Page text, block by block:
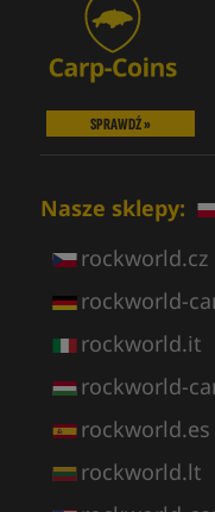
SPRAWDŹ »
Nasze sklepy:
rockworld.cz
rockworld-
rockworld.it
rockworld-
rockworld.es
rockworld.lt